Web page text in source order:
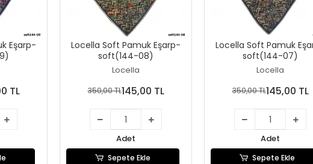
Eşarp-
TL
Locella Soft Pamuk Eşarp-
soft(144-08)
Locella
350,00 TL145,00 TL
Adet
Sepete Ekle
Locella Soft Pamuk
soft(144-07)
Locella
350,00 TL145,00 TL
Adet
Sepete Ekle